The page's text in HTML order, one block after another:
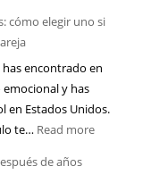
terapia
para
cómo elegir uno si
encontrado en
y has
en Estados Unidos.
te… Read more:
de años